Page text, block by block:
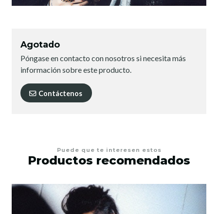
Agotado
Póngase en contacto con nosotros si necesita más
información sobre este producto.
Contáctenos
Puede que te interesen estos
Productos recomendados